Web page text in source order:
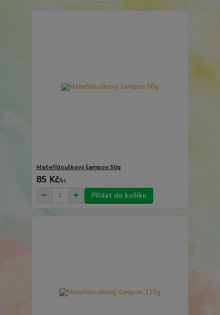
Mateřídouškový šampon 50g
85 Kč/ks
Přidat do košíku